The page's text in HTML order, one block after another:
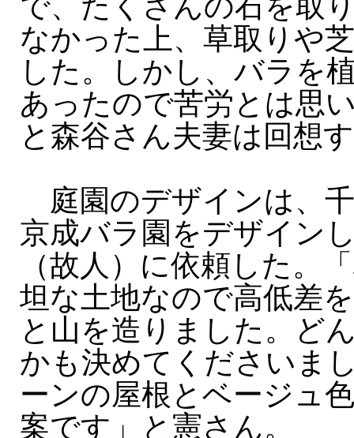
なかった上、草取りや
した。しかし、バラを
あったので苦労とは思
と森谷さん夫妻は回想
庭園のデザインは、
京成バラ園をデザイン
（故人）に依頼した。
坦な土地なので高低差
と山を造りました。ど
かも決めてくださいま
ーンの屋根とベージュ
案です」と憲さん。